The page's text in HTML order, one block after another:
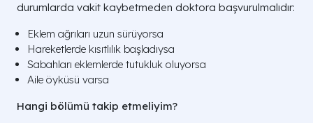
durumlarda vakit kaybetmeden doktora başvurulmalıdır:
Eklem ağrıları uzun sürüyorsa
Hareketlerde kısıtlılık başladıysa
Sabahları eklemlerde tutukluk oluyorsa
Aile öyküsü varsa
Hangi bölümü takip etmeliyim?